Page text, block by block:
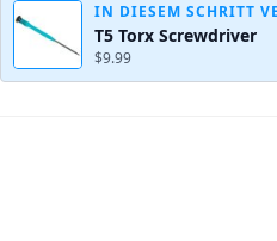
IN DIESEM SCHRITT
T5 Torx Screwdriver
$9.99